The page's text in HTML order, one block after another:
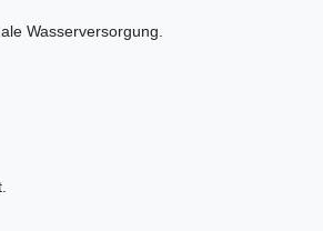
Wasserversorgung.